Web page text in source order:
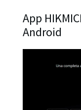
App
Android